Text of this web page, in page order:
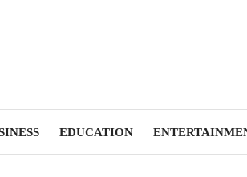
EDUCATION